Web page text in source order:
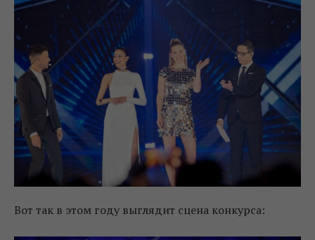
Вот так в этом году выглядит сцена конкурса: